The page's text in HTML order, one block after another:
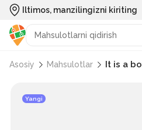
Iltimos, manzilingizni kiriting
Asosiy Mahsulotlar It is a
Yangi